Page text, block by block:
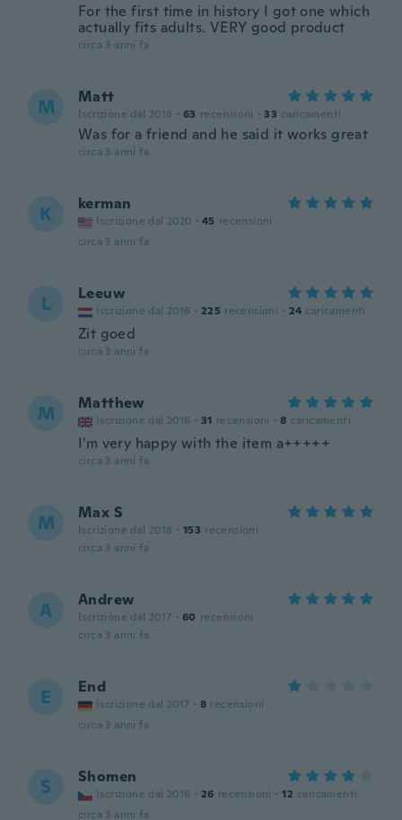
For the first time in history I got one which
actually fits adults. VERY good product
circa 3 anni fa
M Matt
Iscrizione dal 2018 · 63 recensioni · 33 caricamenti
Was for a friend and he said it works great
circa 3 anni fa
K kerman
Iscrizione dal 2020 · 45 recensioni
circa 3 anni fa
L Leeuw
Iscrizione dal 2016 · 225 recensioni · 24 caricamenti
Zit goed
circa 3 anni fa
M Matthew
Iscrizione dal 2016 · 31 recensioni · 8 caricamenti
I'm very happy with the item a+++++
circa 3 anni fa
M Max S
Iscrizione dal 2018 · 153 recensioni
circa 3 anni fa
A Andrew
Iscrizione dal 2017 · 60 recensioni
circa 3 anni fa
E End
Iscrizione dal 2017 · 8 recensioni
circa 3 anni fa
S Shomen
Iscrizione dal 2016 · 26 recensioni · 12 caricamenti
circa 3 anni fa